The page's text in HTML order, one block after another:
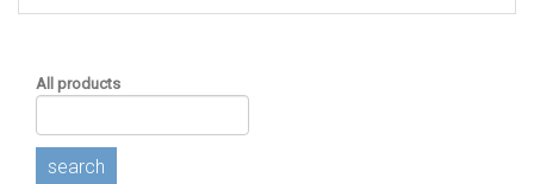
All products
search